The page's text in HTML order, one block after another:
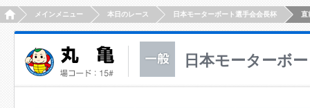
HOMEメインメニュー 本日のレース 日本モーターボート選手会会長杯 直
日本モーターボ